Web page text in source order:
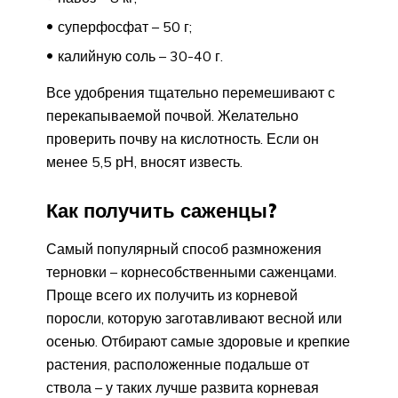
суперфосфат – 50 г;
калийную соль – 30-40 г.
Все удобрения тщательно перемешивают с
перекапываемой почвой. Желательно
проверить почву на кислотность. Если он
менее 5,5 рН, вносят известь.
Как получить саженцы?
Самый популярный способ размножения
терновки – корнесобственными саженцами.
Проще всего их получить из корневой
поросли, которую заготавливают весной или
осенью. Отбирают самые здоровые и крепкие
растения, расположенные подальше от
ствола – у таких лучше развита корневая